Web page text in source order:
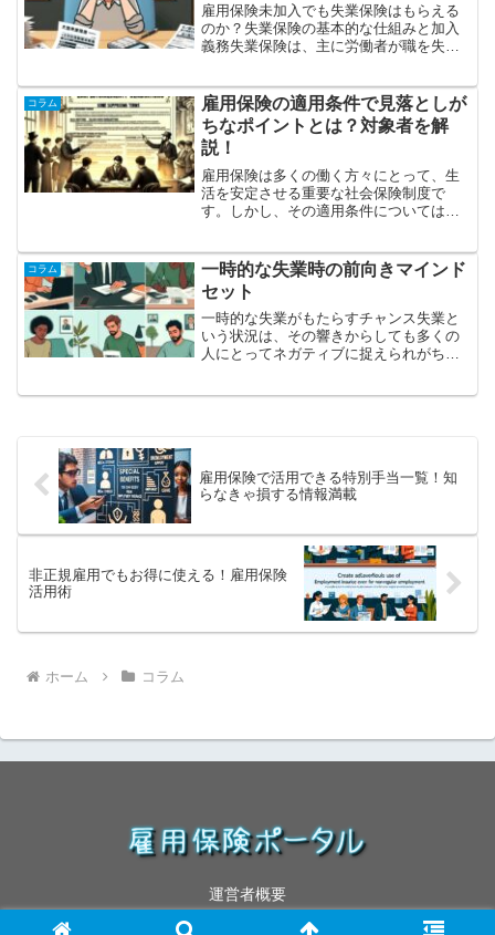
雇用保険未加入でも失業保険はもらえる
のか？失業保険の基本的な仕組みと加入
義務失業保険は、主に労働者が職を失っ
制度では、一定の条件を満たす労働者は
原則として雇用保険に加入...
コラム
雇用保険の適用条件で見落としが
ちなポイントとは？対象者を解
説！
雇用保険は多くの働く方々にとって、生
活を安定させる重要な社会保険制度で
す。しかし、その適用条件については見
解説し、経験者の声も交えながら具体的
な条件や事例について掘り下...
コラム
一時的な失業時の前向きマインド
セット
一時的な失業がもたらすチャンス失業と
いう状況は、その響きからしても多くの
人にとってネガティブに捉えられがちで
雇用保険で活用できる特別手当一覧！知
らなきゃ損する情報満載
非正規雇用でもお得に使える！雇用保険
活用術
ホーム コラム
運営者概要